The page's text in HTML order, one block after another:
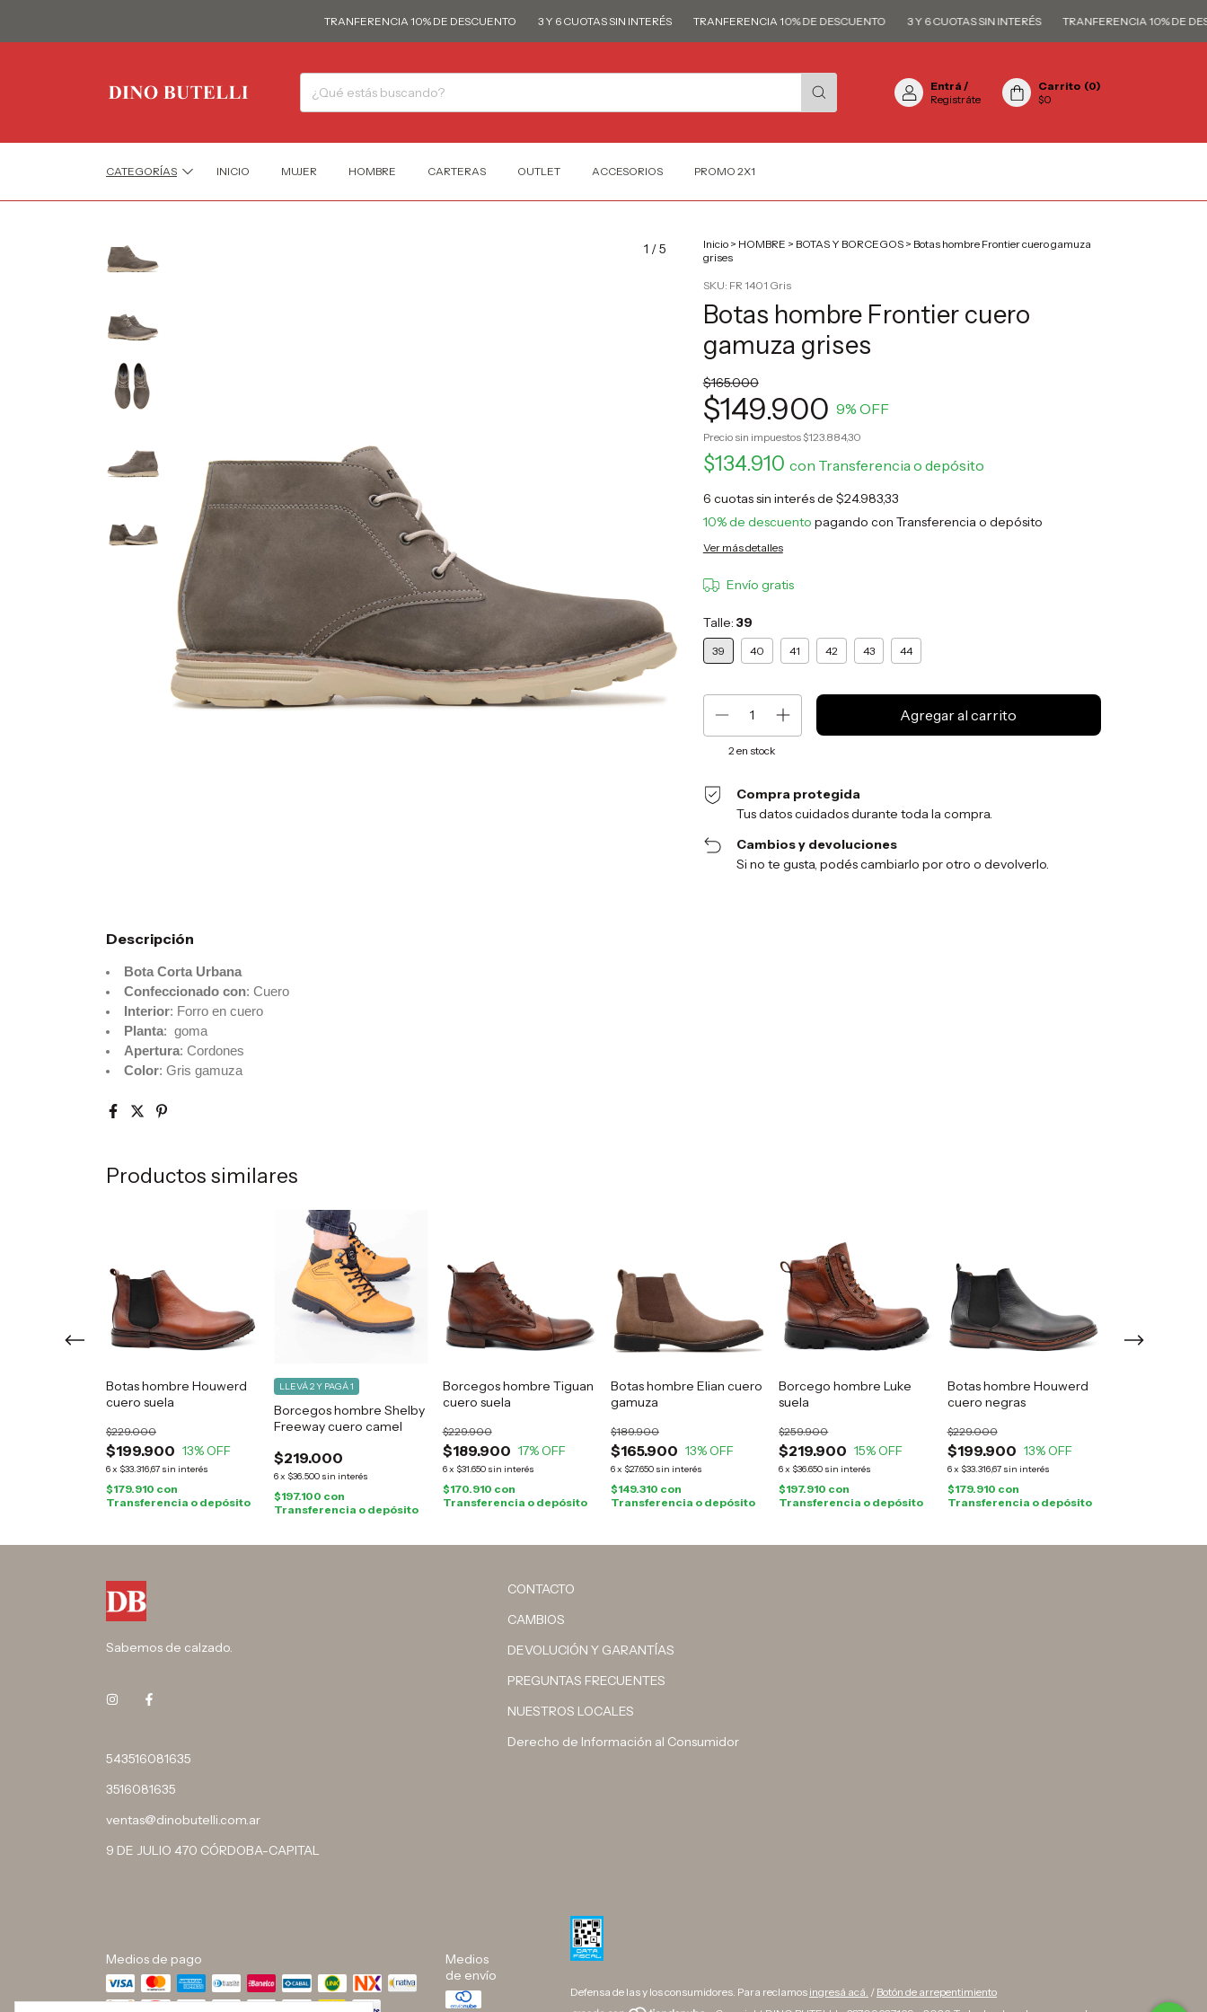
TRANFERENCIA 10% DE DESCUENTO 3 Y 6 CUOTAS SIN INTERÉS TRANFERENCIA 10% DE DESCUENTO 3 Y 6 CUOTAS SIN INTERÉS TRANFERENCIA 10% DE
Entrá /
Registráte
Carrito (0)
$0
CATEGORÍAS INICIO MUJER HOMBRE CARTERAS OUTLET ACCESORIOS PROMO 2X1
1 /5 Inicio > HOMBRE > BOTAS Y BORCEGOS > Botas hombre Frontier cuero gamuza
grises
SKU: FR 1401 Gris
Botas hombre Frontier cuero
gamuza grises
$165.000
$149.900 9% OFF
Precio sin impuestos$123.884,30
$134.910 con Transferencia o depósito
6 cuotas sin interés de $24.983,33
10% de descuento pagando con Transferencia o depósito
Ver más detalles
Envío gratis
Talle: 39
39 40 41 42 43 44
2 en stock
Compra protegida
Tus datos cuidados durante toda la compra.
Cambios y devoluciones
Si no te gusta, podés cambiarlo por otro o devolverlo.
Descripción
Bota Corta Urbana
Confeccionado con: Cuero
Interior: Forro en cuero
Planta: goma
Apertura: Cordones
Color: Gris gamuza
Productos similares
Botas hombre Houwerd
cuero suela
$199.900
$229.000
13% OFF
6x $33.316,67 sin interés
$179.910 con
Transferencia o depósito
Borcegos hombre Shelby
Freeway cuero camel
$219.000
6x $36.500 sin interés
LLEVÁ 2 Y PAGÁ 1
$197.100 con
Transferencia o depósito
Borcegos hombre Tiguan
cuero suela
$189.900
$229.900
17% OFF
6x $31.650 sin interés
$170.910 con
Transferencia o depósito
Botas hombre Elian cuero
gamuza
$165.900
$189.900
13% OFF
6x $27.650 sin interés
$149.310 con
Transferencia o depósito
Borcego hombre Luke
suela
$219.900
$259.900
15% OFF
6x $36.650 sin interés
$197.910 con
Transferencia o depósito
Botas hombre Houwerd
cuero negras
$199.900
$229.000
13% OFF
6x $33.316,67 sin interés
$179.910 con
Transferencia o depósito
Sabemos de calzado.
543516081635
3516081635
ventas@dinobutelli.com.ar
9 DE JULIO 470 CÓRDOBA-CAPITAL
CONTACTO
CAMBIOS
DEVOLUCIÓN Y GARANTÍAS
PREGUNTAS FRECUENTES
NUESTROS LOCALES
Derecho de Información al Consumidor
Medios de pago
Medios
de envío
Defensa de las y los consumidores. Para reclamos ingresá acá. / Botón de arrepentimiento